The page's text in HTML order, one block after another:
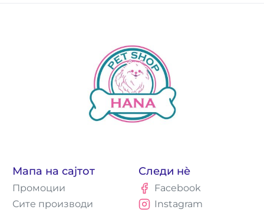
Мапа на сајтот
Промоции
Сите производи
Следи нè
Facebook
Instagram